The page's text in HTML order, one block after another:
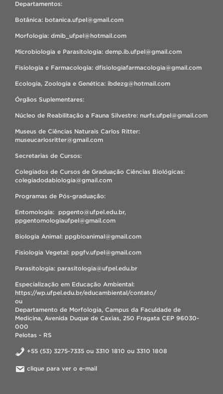
Departamentos:
Botânica: botanica.ufpel@gmail.com
Morfologia: dmib_ufpel@hotmail.com
Microbiologia e Parasitologia: demp.ib.ufpel@gmail.com
Fisiologia e Farmacologia: dfisiologiafarmacologia@gmail.com
Ecologia, Zoologia e Genética: ibdezg@hotmail.com
Órgãos Suplementares:
Núcleo de Reabilitação a Fauna Silvestre: nurfs.ufpel@gmail.com
Museus de Ciências Naturais Carlos Ritter:
museucarlosritter@gmail.com
Secretarias de Cursos:
Colegiados de Cursos de Graduação Ciências Biológicas:
colegiadodabiologia@gmail.com
Programas de Pós-graduação:
Entomologia: ppgento@ufpel.edu.br,
ppgentomologiaufpel@gmail.com
Biologia Animal: ppgbioanimal@gmail.com
Fisiologia Vegetal: ppgfv.ufpel@gmail.com
Parasitologia: parasitologia@ufpel.edu.br
Especialização em Educação Ambiental:
https://wp.ufpel.edu.br/educambiental/contato/
ou
Departamento de Morfologia, Campus da Faculdade de
Medicina, Avenida Duque de Caxias, 250 Fragata CEP 96030-
000
Pelotas - RS
+55 (53) 3275-7335 ou 3310 1810 ou 3310 1808
clique para ver o e-mail